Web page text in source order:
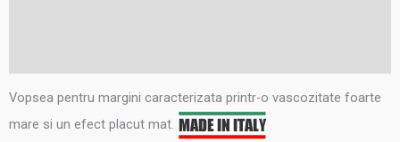
Vopsea pentru margini caracterizata printr-o vascozitate foarte
mare si un efect placut mat.